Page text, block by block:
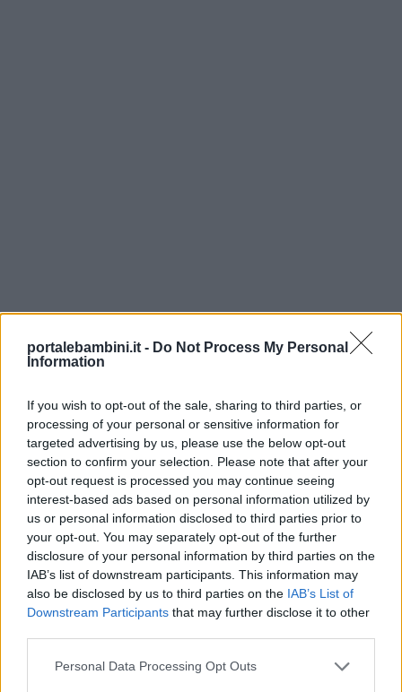
portalebambini.it - Do Not Process My Personal
Information
If you wish to opt-out of the sale, sharing to third parties, or
processing of your personal or sensitive information for
targeted advertising by us, please use the below opt-out
section to confirm your selection. Please note that after your
opt-out request is processed you may continue seeing
interest-based ads based on personal information utilized by
us or personal information disclosed to third parties prior to
your opt-out. You may separately opt-out of the further
disclosure of your personal information by third parties on the
IAB’s list of downstream participants. This information may
also be disclosed by us to third parties on the IAB’s List of
Downstream Participants that may further disclose it to other
Personal Data Processing Opt Outs